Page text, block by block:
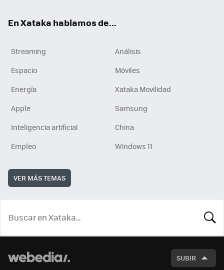
En Xataka hablamos de...
Streaming
Análisis
Espacio
Móviles
Energía
Xataka Movilidad
Apple
Samsung
Inteligencia artificial
China
Empleo
Windows 11
VER MÁS TEMAS
SUBIR